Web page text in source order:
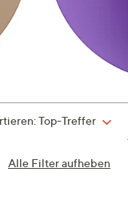
Top-Treffer
Alle Filter aufheben